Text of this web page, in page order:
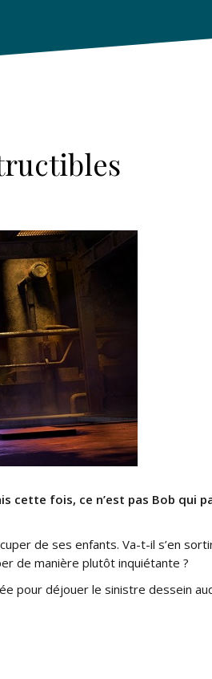
cette fois, ce n’est pas Bob qui
de ses enfants. Va-t-il s’en
de manière plutôt inquiétante ?
pour déjouer le sinistre dessein